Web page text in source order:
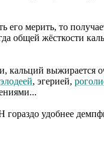
его мерить, то
общей жёсткости
кальций выжирается
элодеей, эгерией,
гораздо удобнее